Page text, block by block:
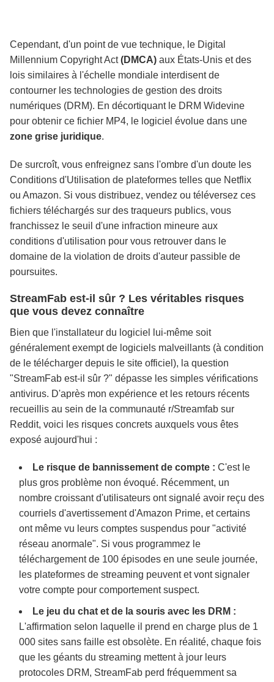
Cependant, d'un point de vue technique, le Digital
Millennium Copyright Act(DMCA) aux États-Unis et des
lois similaires à l'échelle mondiale interdisent de
contourner les technologies de gestion des droits
numériques (DRM). En décortiquant le DRM Widevine
pour obtenir ce fichier MP4, le logiciel évolue dans une
zone grise juridique.
De surcroît, vous enfreignez sans l'ombre d'un doute les
Conditions d'Utilisation de plateformes telles que Netflix
ou Amazon. Si vous distribuez, vendez ou téléversez ces
fichiers téléchargés sur des traqueurs publics, vous
franchissez le seuil d'une infraction mineure aux
conditions d'utilisation pour vous retrouver dans le
domaine de la violation de droits d'auteur passible de
poursuites.
StreamFab est-il sûr ? Les véritables risques
que vous devez connaître
Bien que l'installateur du logiciel lui-même soit
généralement exempt de logiciels malveillants (à condition
de le télécharger depuis le site officiel), la question
"StreamFab est-il sûr ?" dépasse les simples vérifications
antivirus. D'après mon expérience et les retours récents
recueillis au sein de la communauté r/Streamfab sur
Reddit, voici les risques concrets auxquels vous êtes
exposé aujourd'hui :
Le risque de bannissement de compte : C'est le
plus gros problème non évoqué. Récemment, un
nombre croissant d'utilisateurs ont signalé avoir reçu des
courriels d'avertissement d'Amazon Prime, et certains
ont même vu leurs comptes suspendus pour "activité
réseau anormale". Si vous programmez le
téléchargement de 100 épisodes en une seule journée,
les plateformes de streaming peuvent et vont signaler
votre compte pour comportement suspect.
Le jeu du chat et de la souris avec les DRM :
L'affirmation selon laquelle il prend en charge plus de 1
000 sites sans faille est obsolète. En réalité, chaque fois
que les géants du streaming mettent à jour leurs
protocoles DRM, StreamFab perd fréquemment sa